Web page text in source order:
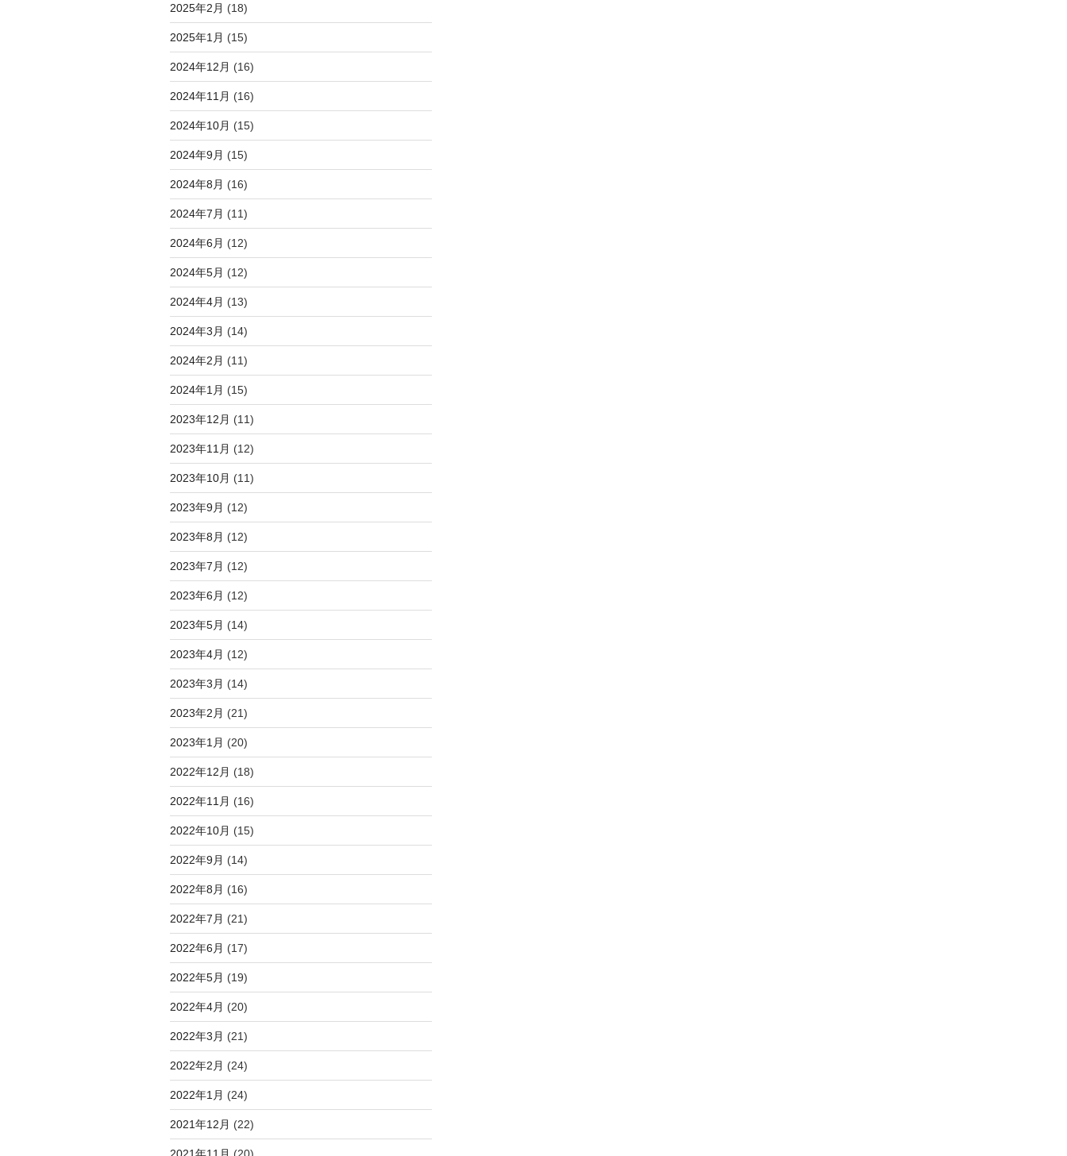
2025年2月 (18)
2025年1月 (15)
2024年12月 (16)
2024年11月 (16)
2024年10月 (15)
2024年9月 (15)
2024年8月 (16)
2024年7月 (11)
2024年6月 (12)
2024年5月 (12)
2024年4月 (13)
2024年3月 (14)
2024年2月 (11)
2024年1月 (15)
2023年12月 (11)
2023年11月 (12)
2023年10月 (11)
2023年9月 (12)
2023年8月 (12)
2023年7月 (12)
2023年6月 (12)
2023年5月 (14)
2023年4月 (12)
2023年3月 (14)
2023年2月 (21)
2023年1月 (20)
2022年12月 (18)
2022年11月 (16)
2022年10月 (15)
2022年9月 (14)
2022年8月 (16)
2022年7月 (21)
2022年6月 (17)
2022年5月 (19)
2022年4月 (20)
2022年3月 (21)
2022年2月 (24)
2022年1月 (24)
2021年12月 (22)
2021年11月 (20)